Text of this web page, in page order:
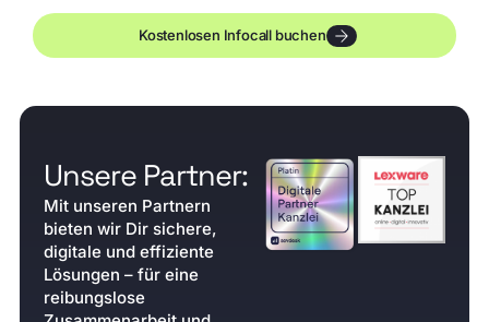
Kostenlosen Infocall buchen
Unsere Partner:
Mit unseren Partnern
bieten wir Dir sichere,
digitale und effiziente
Lösungen – für eine
reibungslose